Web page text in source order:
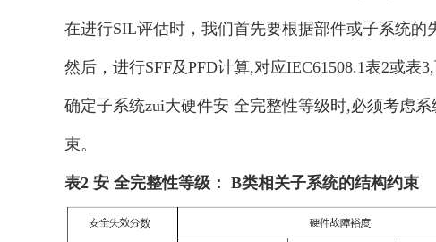
在进行SIL评估时，我们首先要根据部件或子系统的
然后，进行SFF及PFD计算,对应IEC61508.1表2或表
确定子系统zui大硬件安 全完整性等级时,必须考虑
束。
表2 安 全完整性等级： B类相关子系统的结构约束